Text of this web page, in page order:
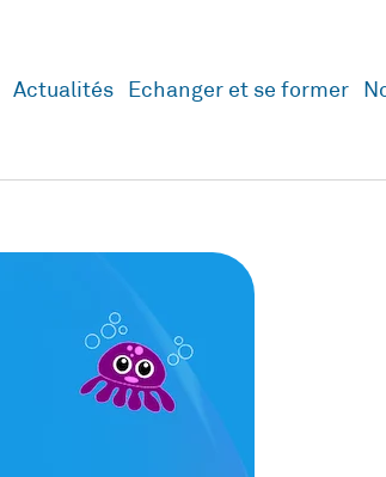
Actualités Echanger et se former